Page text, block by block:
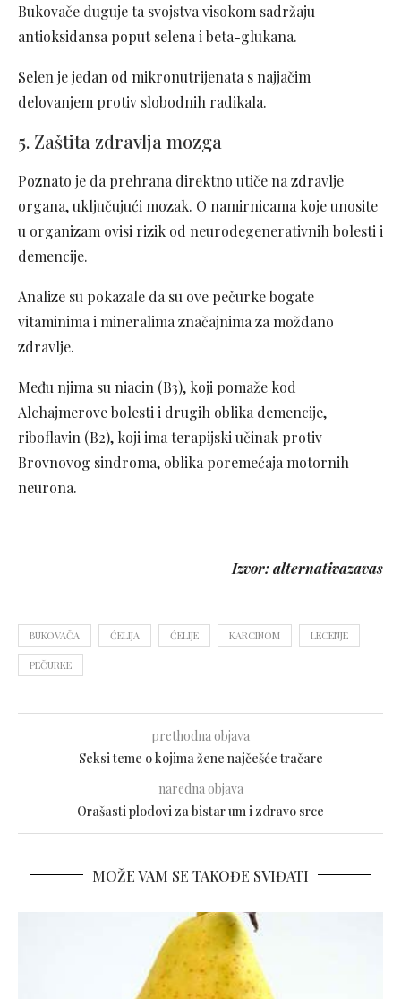
Bukovače duguje ta svojstva visokom sadržaju
antioksidansa poput selena i beta-glukana.
Selen je jedan od mikronutrijenata s najjačim
delovanjem protiv slobodnih radikala.
5. Zaštita zdravlja mozga
Poznato je da prehrana direktno utiče na zdravlje
organa, uključujući mozak. O namirnicama koje unosite
u organizam ovisi rizik od neurodegenerativnih bolesti i
demencije.
Analize su pokazale da su ove pečurke bogate
vitaminima i mineralima značajnima za moždano
zdravlje.
Među njima su niacin (B3), koji pomaže kod
Alchajmerove bolesti i drugih oblika demencije,
riboflavin (B2), koji ima terapijski učinak protiv
Brovnovog sindroma, oblika poremećaja motornih
neurona.
Izvor: alternativazavas
BUKOVAČA ĆELIJA ĆELIJE KARCINOM LECENJE
PEČURKE
prethodna objava
Seksi teme o kojima žene najčešće tračare
naredna objava
Orašasti plodovi za bistar um i zdravo srce
MOŽE VAM SE TAKOĐE SVIĐATI